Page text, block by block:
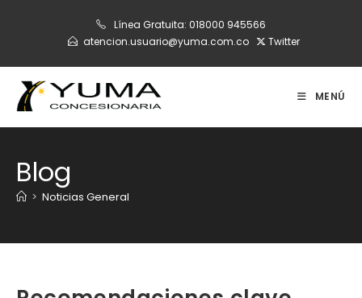
Línea Gratuita: 018000 945566
atencion.usuario@yuma.com.co
Twitter
MENÚ
Blog
> Noticias General